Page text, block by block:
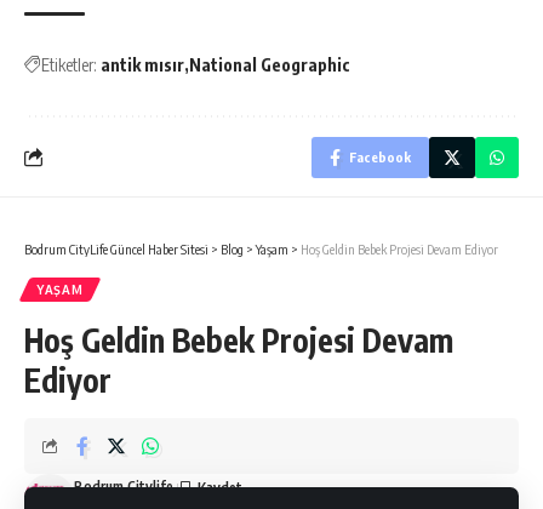
Etiketler: antik mısır National Geographic
Facebook
Bodrum CityLife Güncel Haber Sitesi > Blog >Yaşam > Hoş Geldin Bebek Projesi Devam Ediyor
YAŞAM
Hoş Geldin Bebek Projesi Devam
Ediyor
Bodrum Citylife